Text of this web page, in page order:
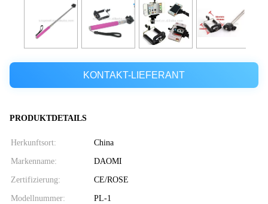
KONTAKT-LIEFERANT
PRODUKTDETAILS
Herkunftsort: China
Markenname: DAOMI
Zertifizierung: CE/ROSE
Modellnummer: PL-1